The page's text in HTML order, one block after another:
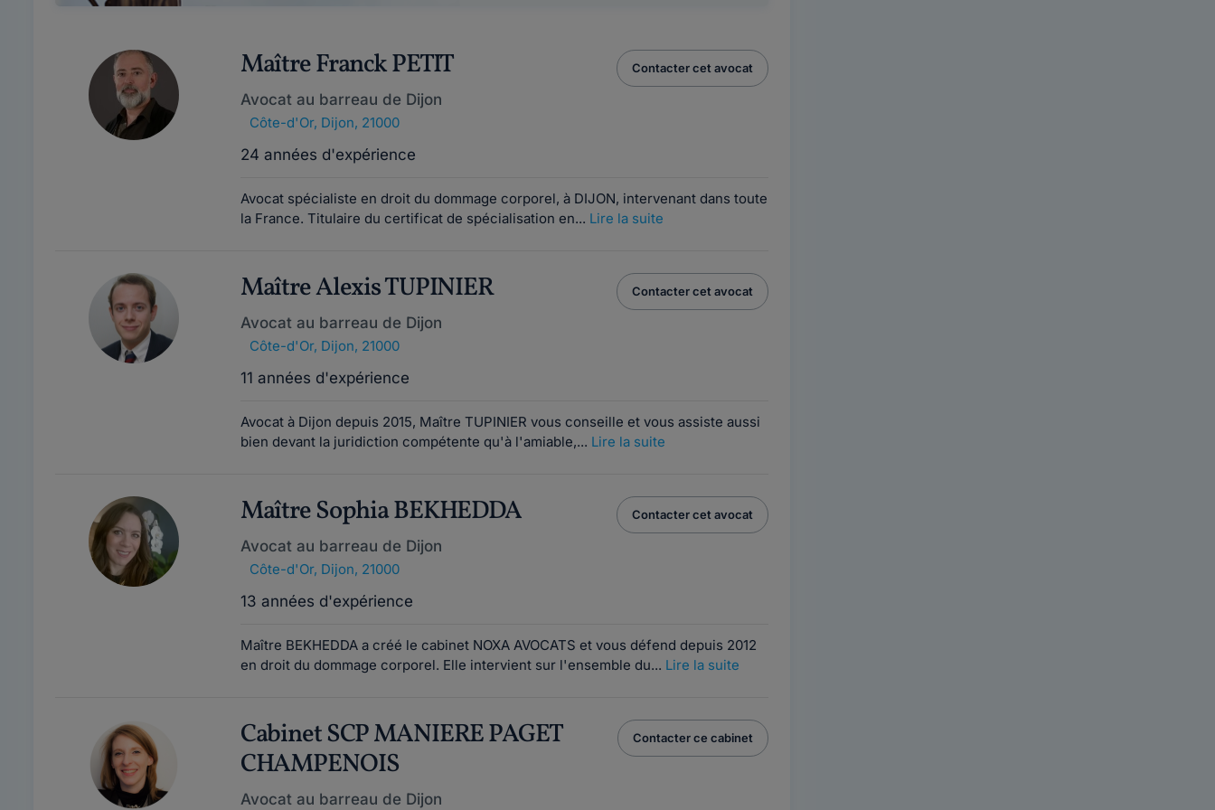
Maître Franck PETIT
Avocat au barreau de Dijon
Côte-d'Or, Dijon, 21000
24 années d'expérience
Contacter cet avocat
Avocat spécialiste en droit du dommage corporel, à DIJON, intervenant dans toute
la France. Titulaire du certificat de spécialisation en... Lire la suite
Maître Alexis TUPINIER
Avocat au barreau de Dijon
Côte-d'Or, Dijon, 21000
11 années d'expérience
Contacter cet avocat
Avocat à Dijon depuis 2015, Maître TUPINIER vous conseille et vous assiste aussi
bien devant la juridiction compétente qu'à l'amiable,... Lire la suite
Maître Sophia BEKHEDDA
Avocat au barreau de Dijon
Côte-d'Or, Dijon, 21000
13 années d'expérience
Contacter cet avocat
Maître BEKHEDDA a créé le cabinet NOXA AVOCATS et vous défend depuis 2012
en droit du dommage corporel. Elle intervient sur l'ensemble du... Lire la suite
Cabinet SCP MANIERE PAGET
CHAMPENOIS
Avocat au barreau de Dijon
Contacter ce cabinet